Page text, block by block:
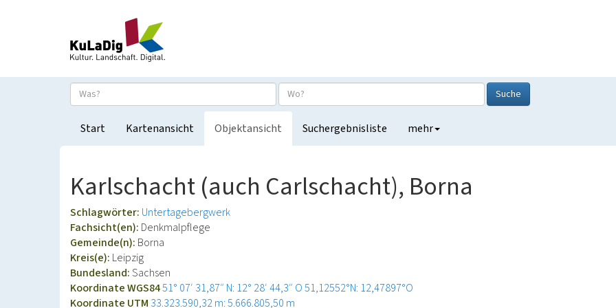
Suche
Start Kartenansicht Objektansicht Suchergebnisliste mehr
Karlschacht (auch Carlschacht), Borna
Schlagwörter: Untertagebergwerk
Fachsicht(en): Denkmalpflege
Gemeinde(n): Borna
Kreis(e): Leipzig
Bundesland:Sachsen
Koordinate WGS8451° 07′ 31,87″ N: 12° 28′ 44,3″ O51,12552°N: 12,47897°O
Koordinate UTM 33.323.590,32 m: 5.666.805,50 m